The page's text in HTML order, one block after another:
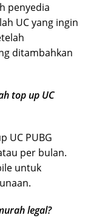
penyedia
UC yang ingin
ditambahkan
top up UC
UC PUBG
per bulan.
untuk
legal?